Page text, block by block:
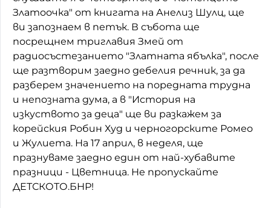
Златоочка" от книгата на Анелиз Шулц, ще
ви запознаем в петък. В събота ще
посрещнем триглавия Змей от
радиосъстезанието "Златната ябълка", после
ще разтворим заедно дебелия речник, за да
разберем значението на поредната трудна
и непозната дума, а в "История на
изкуството за деца" ще ви разкажем за
корейския Робин Худ и черногорските Ромео
и Жулиета. На 17 април, в неделя, ще
празнуваме заедно един от най-хубавите
празници - Цветница. Не пропускайте
ДЕТСКОТО.БНР!